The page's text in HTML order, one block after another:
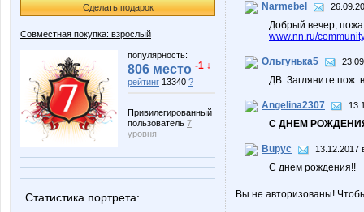
Сделать подарок
Совместная покупка: взрослый
популярность:
806 место -1 ↓
рейтинг 13340 ?
Привилегированный
пользователь 7
уровня
Статистика портрета:
Narmebel
Добрый вечер,
www.nn.ru/
Ольгунька5
ДВ. Загляните пож.
Angelina2307
С ДНЕМ
Bupyc 13.12.2017
С днем рождения!!
Вы не авторизованы!